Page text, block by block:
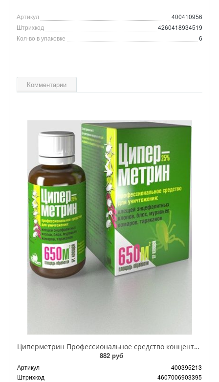
Артикул
400410956
Штрихкод
4260418934519
Кол-во в упаковке
6
Комментарии
Циперметрин Профессиональное средство концентрат эмульсии 25% для уничтожения тараканов, мух,комаров, блох, клопов, муравьев, ос 50 мл
882 руб
Артикул
400395213
Штрихкод
4607006903395